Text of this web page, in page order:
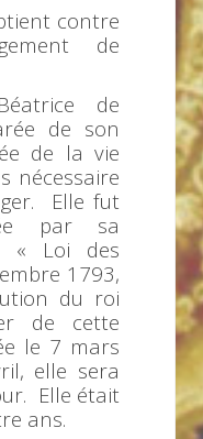
contre
de
de
de son
de la vie
nécessaire
Elle fut
par sa
« Loi des
1793,
du roi
de cette
le 7 mars
elle sera
Elle était
ans.